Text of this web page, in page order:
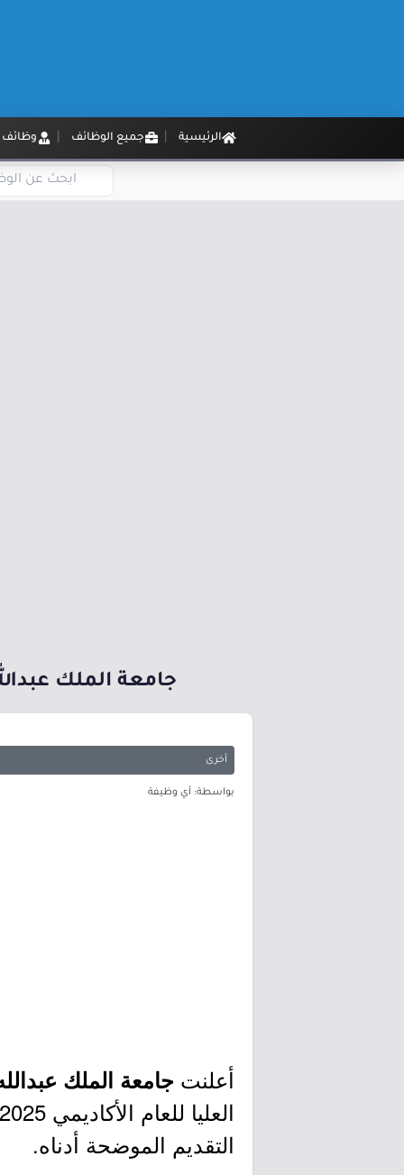
الرئيسية جميع الوظائف وظائف
جامعة الملك
أخرى
بواسطة: أي وظيفة
أعلنت جامعة الملك
التقديم الموضحة أدناه.